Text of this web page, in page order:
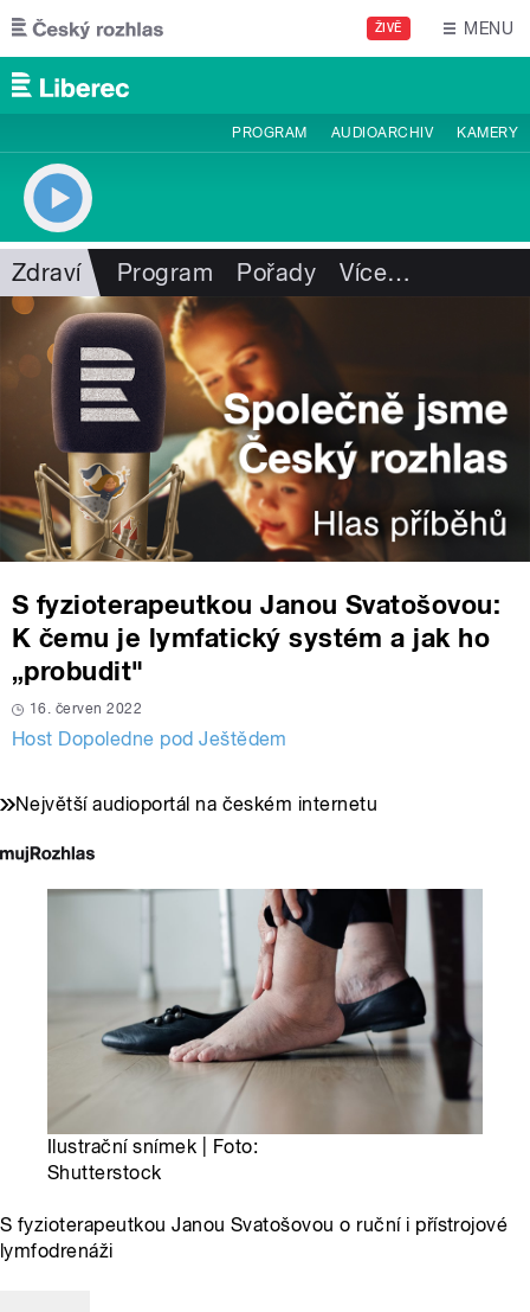
Přejít k hlavnímu obsahu
ŽIVĚ MENU
PROGRAM AUDIOARCHIV KAMERY
Zdraví Program Pořady Více…
S fyzioterapeutkou Janou Svatošovou:
K čemu je lymfatický systém a jak ho
„probudit"
16. červen 2022
Host Dopoledne pod Ještědem
Největší audioportál na českém internetu
Ilustrační snímek | Foto:
Shutterstock
S fyzioterapeutkou Janou Svatošovou o ruční i přístrojové
lymfodrenáži